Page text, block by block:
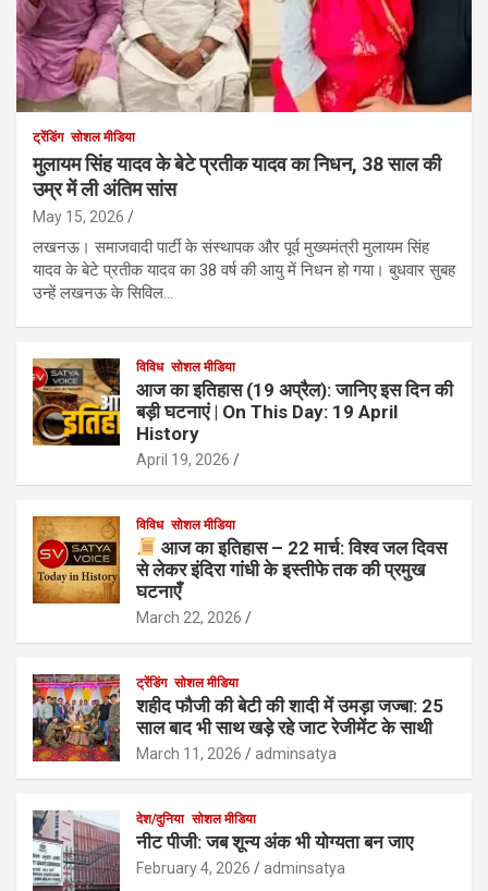
ट्रेंडिंग सोशल मीडिया
मुलायम सिंह यादव के बेटे प्रतीक यादव का निधन, 38 साल की
उम्र में ली अंतिम सांस
May 15, 2026
लखनऊ। समाजवादी पार्टी के संस्थापक और पूर्व मुख्यमंत्री मुलायम सिंह
यादव के बेटे प्रतीक यादव का 38 वर्ष की आयु में निधन हो गया। बुधवार सुबह
उन्हें लखनऊ के सिविल…
विविध सोशल मीडिया
आज का इतिहास (19 अप्रैल): जानिए इस दिन की
बड़ी घटनाएं | On This Day: 19 April
History
April 19, 2026
विविध सोशल मीडिया
आज का इतिहास – 22 मार्च: विश्व जल दिवस
से लेकर इंदिरा गांधी के इस्तीफे तक की प्रमुख
घटनाएँ
March 22, 2026
ट्रेंडिंग सोशल मीडिया
शहीद फौजी की बेटी की शादी में उमड़ा जज्बा: 25
साल बाद भी साथ खड़े रहे जाट रेजीमेंट के साथी
March 11, 2026 adminsatya
देश/दुनिया सोशल मीडिया
नीट पीजी: जब शून्य अंक भी योग्यता बन जाए
February 4, 2026 adminsatya